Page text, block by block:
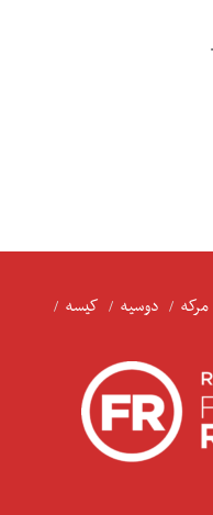
مرکه دوسیه
کیسه